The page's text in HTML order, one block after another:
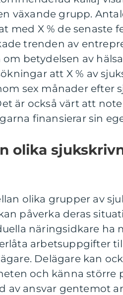
växande grupp.
med X % de senaste
trenden av
betydelsen av
att X % av
sex månader efter
är också värt att
finansierar sin
olika
olika grupper av
påverka deras
näringsidkare ha
arbetsuppgifter
Delägare kan
och känna större
av ansvar gentemot